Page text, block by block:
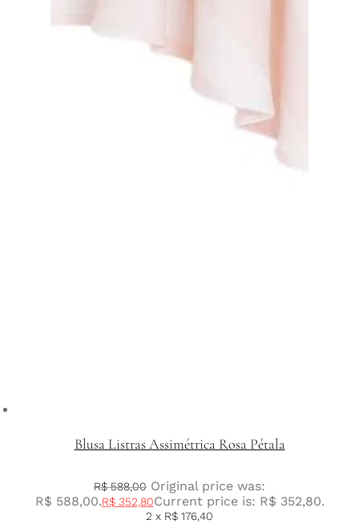
Blusa Listras Assimétrica Rosa Pétala
R$588,00 Original price was:
R$ 588,00.R$352,80Current price is: R$ 352,80.
2 x R$ 176,40